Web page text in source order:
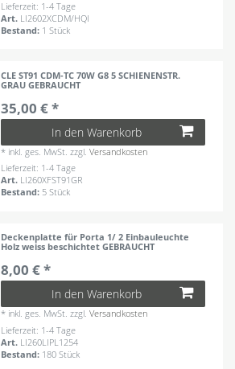
Lieferzeit: 1-4 Tage
Art. LI2602XCDM/HQI
Bestand: 1 Stück
CLE ST91 CDM-TC 70W G8 5 SCHIENENSTR.
GRAU GEBRAUCHT
35,00 € *
In den Warenkorb
* inkl. ges. MwSt. zzgl.Versandkosten
Lieferzeit: 1-4 Tage
Art. LI260XFST91GR
Bestand: 5 Stück
Deckenplatte für Porta 1/ 2 Einbauleuchte
Holz weiss beschichtet GEBRAUCHT
8,00 € *
In den Warenkorb
* inkl. ges. MwSt. zzgl.Versandkosten
Lieferzeit: 1-4 Tage
Art. LI260LIPL1254
Bestand: 180 Stück